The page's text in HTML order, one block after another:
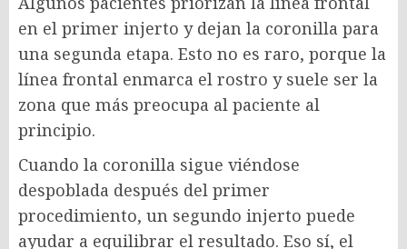
en el primer injerto y dejan la coronilla para
una segunda etapa. Esto no es raro, porque la
línea frontal enmarca el rostro y suele ser la
zona que más preocupa al paciente al
principio.
Cuando la coronilla sigue viéndose
despoblada después del primer
procedimiento, un segundo injerto puede
ayudar a equilibrar el resultado. Eso sí, el